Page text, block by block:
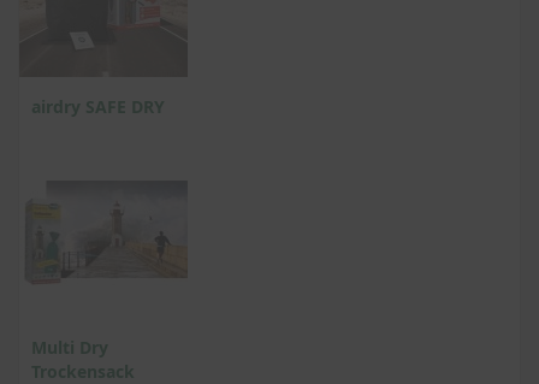
airdry SAFE DRY
Multi Dry
Trockensack